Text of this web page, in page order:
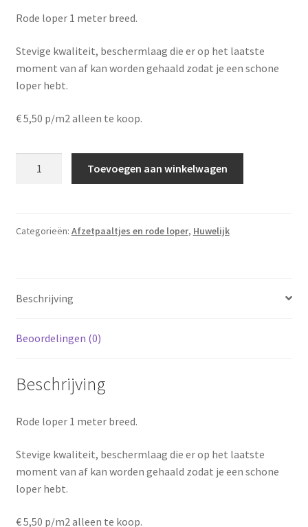
Rode loper 1 meter breed.
Stevige kwaliteit, beschermlaag die er op het laatste
moment van af kan worden gehaald zodat je een schone
loper hebt.
€ 5,50 p/m2 alleen te koop.
Toevoegen aan winkelwagen
Categorieën: Afzetpaaltjes en rode loper, Huwelijk
Beschrijving
Beoordelingen (0)
Beschrijving
Rode loper 1 meter breed.
Stevige kwaliteit, beschermlaag die er op het laatste
moment van af kan worden gehaald zodat je een schone
loper hebt.
€ 5,50 p/m2 alleen te koop.